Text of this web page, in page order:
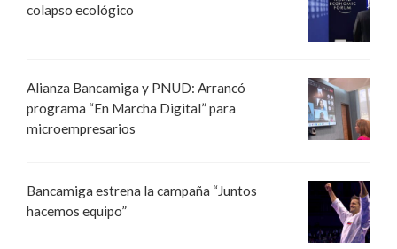
colapso ecológico
Alianza Bancamiga y PNUD: Arrancó
programa “En Marcha Digital” para
microempresarios
Bancamiga estrena la campaña “Juntos
hacemos equipo”